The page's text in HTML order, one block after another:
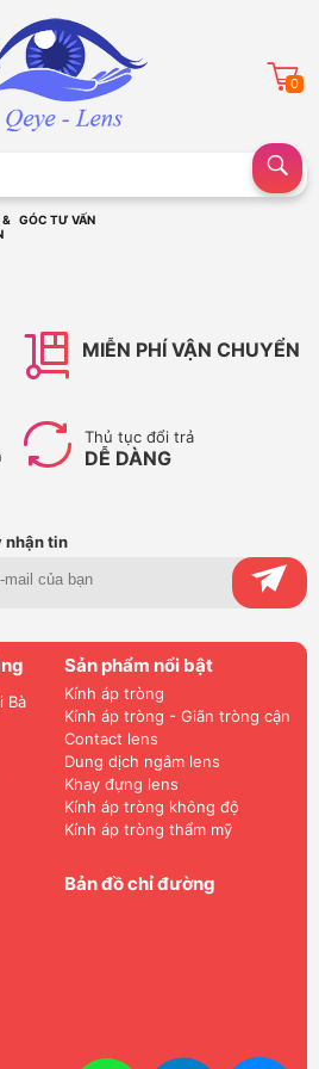
0
GÓC TƯ VẤN
MIỄN PHÍ VẬN CHUYỂN
Thủ tục đổi trả
DỄ DÀNG
nhận tin
Bà
Sản phẩm nổi bật
Kính áp tròng
Kính áp tròng - Giãn tròng cận
Contact lens
Dung dịch ngâm lens
Khay đựng lens
Kính áp tròng không độ
Kính áp tròng thẩm mỹ
Bản đồ chỉ đường